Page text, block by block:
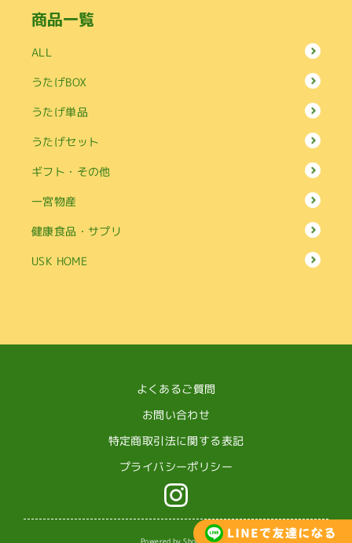
商品一覧
ALL
うたげBOX
うたげ単品
うたげセット
ギフト・その他
一宮物産
健康食品・サプリ
USK HOME
よくあるご質問
お問い合わせ
特定商取引法に関する表記
プライバシーポリシー
Powered by Shopify